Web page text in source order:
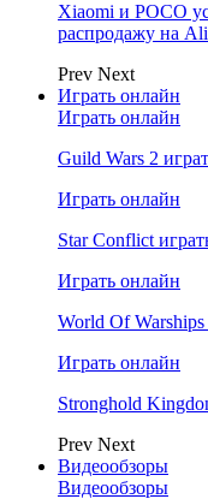
Xiaomi и POCO
распродажу на
Prev Next
Играть онлайн
Играть онлайн
Guild Wars 2
Играть онлайн
Star Conflict
Играть онлайн
World Of
Играть онлайн
Stronghold
Prev Next
Видеообзоры
Видеообзоры